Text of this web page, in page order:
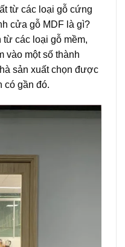
từ các loại gỗ cứng
cửa gỗ MDF là gì?
các loại gỗ mềm,
vào một số thành
sản xuất chọn được
có gần đó.